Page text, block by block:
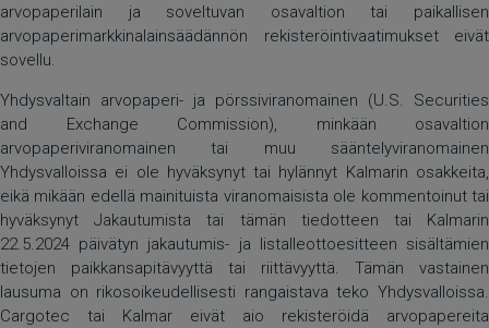
arvopaperilain ja soveltuvan osavaltion tai paikallisen
arvopaperimarkkinalainsäädännön rekisteröintivaatimukset eivät
sovellu.
Yhdysvaltain arvopaperi- ja pörssiviranomainen (U.S. Securities
and Exchange Commission), minkään osavaltion
arvopaperiviranomainen tai muu sääntelyviranomainen
Yhdysvalloissa ei ole hyväksynyt tai hylännyt Kalmarin osakkeita,
eikä mikään edellä mainituista viranomaisista ole kommentoinut tai
hyväksynyt Jakautumista tai tämän tiedotteen tai Kalmarin
22.5.2024 päivätyn jakautumis- ja listalleottoesitteen sisältämien
tietojen paikkansapitävyyttä tai riittävyyttä. Tämän vastainen
lausuma on rikosoikeudellisesti rangaistava teko Yhdysvalloissa.
Cargotec tai Kalmar eivät aio rekisteröidä arvopapereita